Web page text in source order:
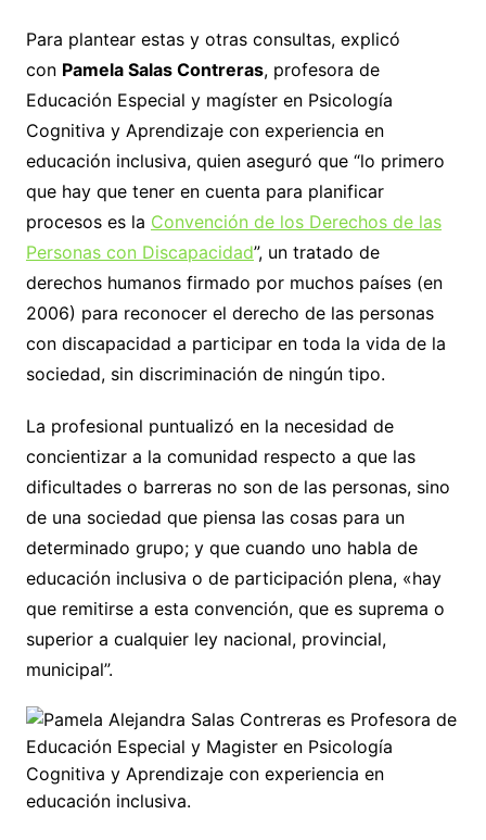
Para plantear estas y otras consultas, explicó
con Pamela Salas Contreras, profesora de
Educación Especial y magíster en Psicología
Cognitiva y Aprendizaje con experiencia en
educación inclusiva, quien aseguró que “lo primero
que hay que tener en cuenta para planificar
procesos es la Convención de los Derechos de las
Personas con Discapacidad”, un tratado de
derechos humanos firmado por muchos países (en
2006) para reconocer el derecho de las personas
con discapacidad a participar en toda la vida de la
sociedad, sin discriminación de ningún tipo.
La profesional puntualizó en la necesidad de
concientizar a la comunidad respecto a que las
dificultades o barreras no son de las personas, sino
de una sociedad que piensa las cosas para un
determinado grupo; y que cuando uno habla de
educación inclusiva o de participación plena, «hay
que remitirse a esta convención, que es suprema o
superior a cualquier ley nacional, provincial,
municipal”.